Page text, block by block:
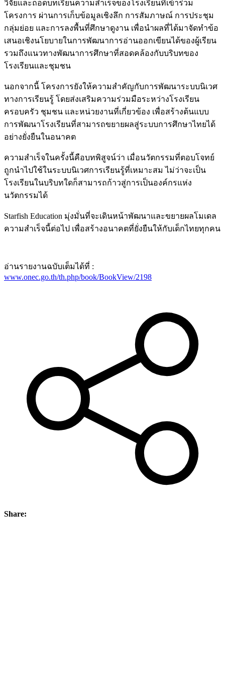
วิจัยและถอดบทเรียนความสำเร็จของโรงเรียนที่เข้าร่วม
โครงการ ผ่านการเก็บข้อมูลเชิงลึก การสัมภาษณ์ การประชุม
กลุ่มย่อย และการลงพื้นที่ศึกษาดูงาน เพื่อนำผลที่ได้มาจัดทำข้อ
เสนอเชิงนโยบายในการพัฒนาการอ่านออกเขียนได้ของผู้เรียน
รวมถึงแนวทางพัฒนาการศึกษาที่สอดคล้องกับบริบทของ
โรงเรียนและชุมชน
นอกจากนี้ โครงการยังให้ความสำคัญกับการพัฒนาระบบนิเวศ
ทางการเรียนรู้ โดยส่งเสริมความร่วมมือระหว่างโรงเรียน
ครอบครัว ชุมชน และหน่วยงานที่เกี่ยวข้อง เพื่อสร้างต้นแบบ
การพัฒนาโรงเรียนที่สามารถขยายผลสู่ระบบการศึกษาไทยได้
อย่างยั่งยืนในอนาคต
ความสำเร็จในครั้งนี้คือบทพิสูจน์ว่า เมื่อนวัตกรรมที่ตอบโจทย์
ถูกนำไปใช้ในระบบนิเวศการเรียนรู้ที่เหมาะสม ไม่ว่าจะเป็น
โรงเรียนในบริบทใดก็สามารถก้าวสู่การเป็นองค์กรแห่ง
นวัตกรรมได้
Starfish Education มุ่งมั่นที่จะเดินหน้าพัฒนาและขยายผลโมเดล
ความสำเร็จนี้ต่อไป เพื่อสร้างอนาคตที่ยั่งยืนให้กับเด็กไทยทุกคน
อ่านรายงานฉบับเต็มได้ที่ :
www.onec.go.th/th.php/book/BookView/2198
Share: